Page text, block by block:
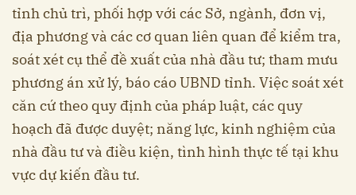
tỉnh chủ trì, phối hợp với các Sở, ngành, đơn vị,
địa phương và các cơ quan liên quan để kiểm tra,
soát xét cụ thể đề xuất của nhà đầu tư; tham mưu
phương án xử lý, báo cáo UBND tỉnh. Việc soát xét
căn cứ theo quy định của pháp luật, các quy
hoạch đã được duyệt; năng lực, kinh nghiệm của
nhà đầu tư và điều kiện, tình hình thực tế tại khu
vực dự kiến đầu tư.